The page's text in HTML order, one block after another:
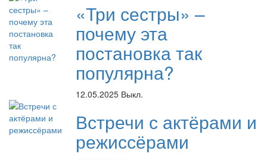
«Три сестры» –
почему эта
постановка так
популярна?
12.05.2025 Выкл.
Встречи с актёрами и
режиссёрами